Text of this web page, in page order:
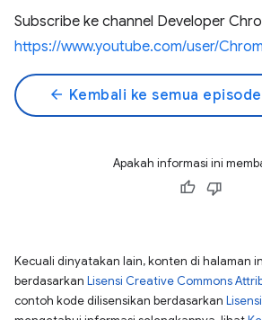
Subscribe ke channel Developer
https://www.youtube.com/user/
arrow_back Kembali ke semua episode
Apakah informasi ini
Kecuali dinyatakan lain, konten di halaman
berdasarkan Lisensi Creative Commons
contoh kode dilisensikan berdasarkan